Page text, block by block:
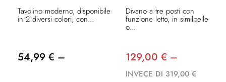
Tavolino moderno, disponibile
in 2 diversi colori, con...
54,99 € –
Divano a tre posti con
funzione letto, in similpelle
o...
129,00 € –
INVECE DI 319,00 €